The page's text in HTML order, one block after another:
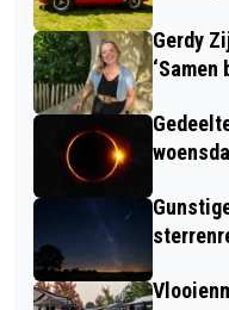
Gerdy
‘Samen